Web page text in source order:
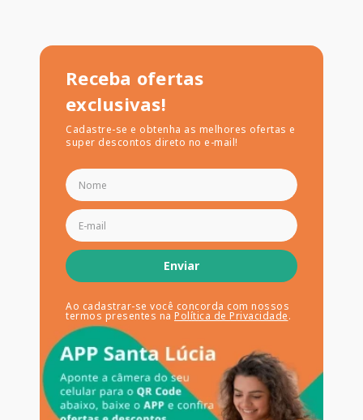
Receba ofertas
exclusivas!
Cadastre-se e obtenha as melhores ofertas e
super descontos direto no e-mail!
Enviar
Ao cadastrar-se você concorda com nossos
termos presentes na Política de Privacidade.